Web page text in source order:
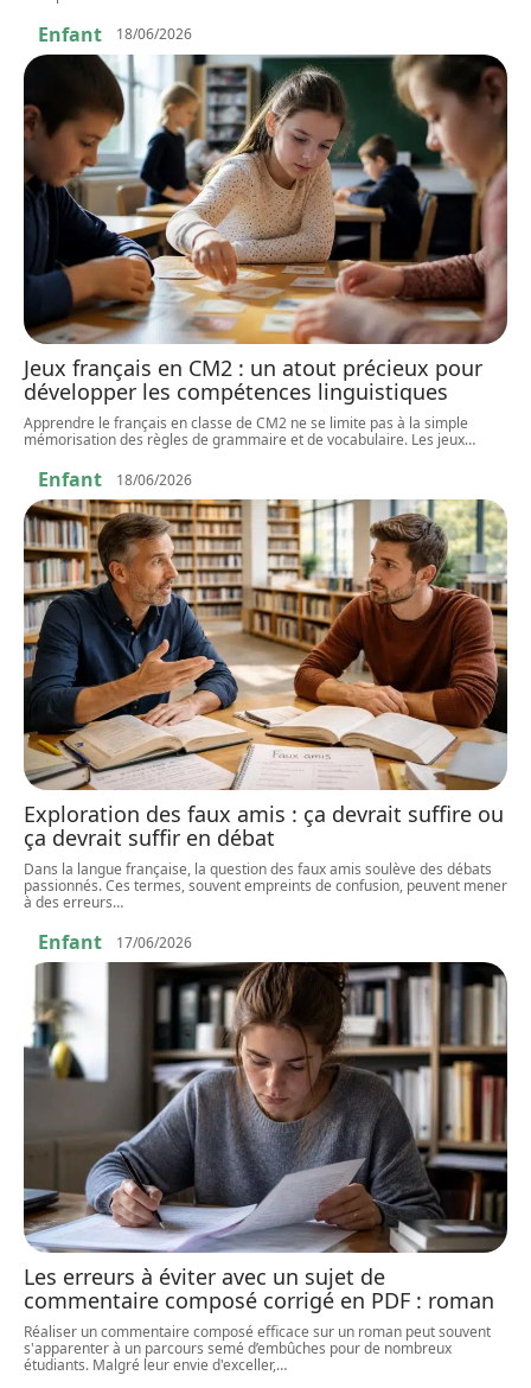
Enfant 18/06/2026
Jeux français en CM2 : un atout précieux pour
développer les compétences linguistiques
Apprendre le français en classe de CM2 ne se limite pas à la simple
mémorisation des règles de grammaire et de vocabulaire. Les jeux…
Enfant 18/06/2026
Exploration des faux amis : ça devrait suffire ou
ça devrait suffir en débat
Dans la langue française, la question des faux amis soulève des débats
passionnés. Ces termes, souvent empreints de confusion, peuvent mener
à des erreurs…
Enfant 17/06/2026
Les erreurs à éviter avec un sujet de
commentaire composé corrigé en PDF : roman
Réaliser un commentaire composé efficace sur un roman peut souvent
s'apparenter à un parcours semé d’embûches pour de nombreux
étudiants. Malgré leur envie d'exceller,…